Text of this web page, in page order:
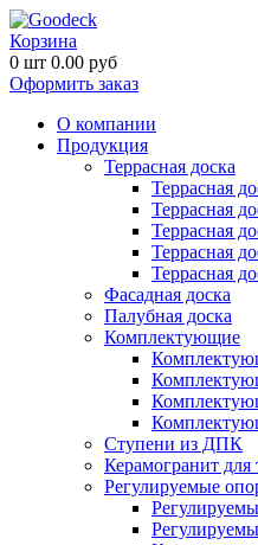
Корзина
0 шт 0.00 руб
Оформить заказ
О компании
Продукция
Террасная доска
Террасная
Террасная
Террасная
Террасная
Террасная
Фасадная доска
Палубная доска
Комплектующие
Ступени из ДПК
Керамогранит для
Регулируемые